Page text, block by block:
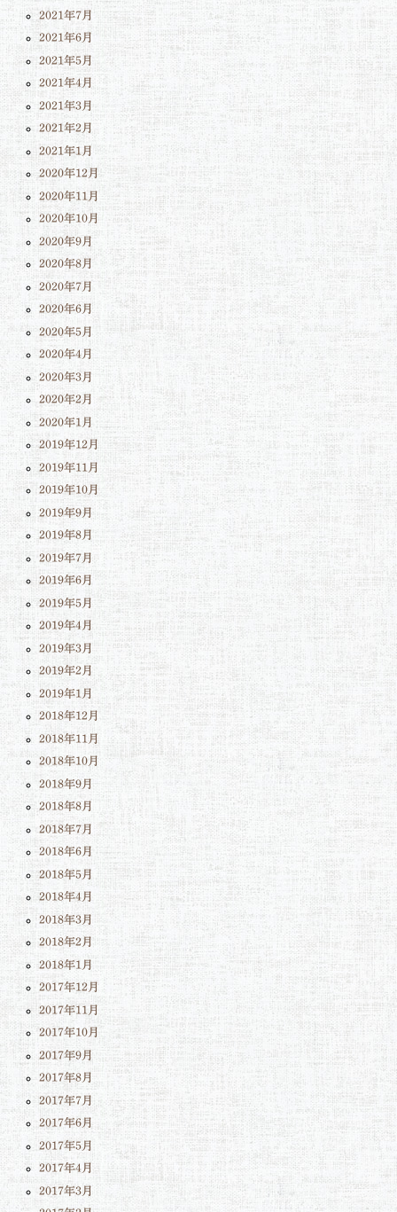
2021年7月
2021年6月
2021年5月
2021年4月
2021年3月
2021年2月
2021年1月
2020年12月
2020年11月
2020年10月
2020年9月
2020年8月
2020年7月
2020年6月
2020年5月
2020年4月
2020年3月
2020年2月
2020年1月
2019年12月
2019年11月
2019年10月
2019年9月
2019年8月
2019年7月
2019年6月
2019年5月
2019年4月
2019年3月
2019年2月
2019年1月
2018年12月
2018年11月
2018年10月
2018年9月
2018年8月
2018年7月
2018年6月
2018年5月
2018年4月
2018年3月
2018年2月
2018年1月
2017年12月
2017年11月
2017年10月
2017年9月
2017年8月
2017年7月
2017年6月
2017年5月
2017年4月
2017年3月